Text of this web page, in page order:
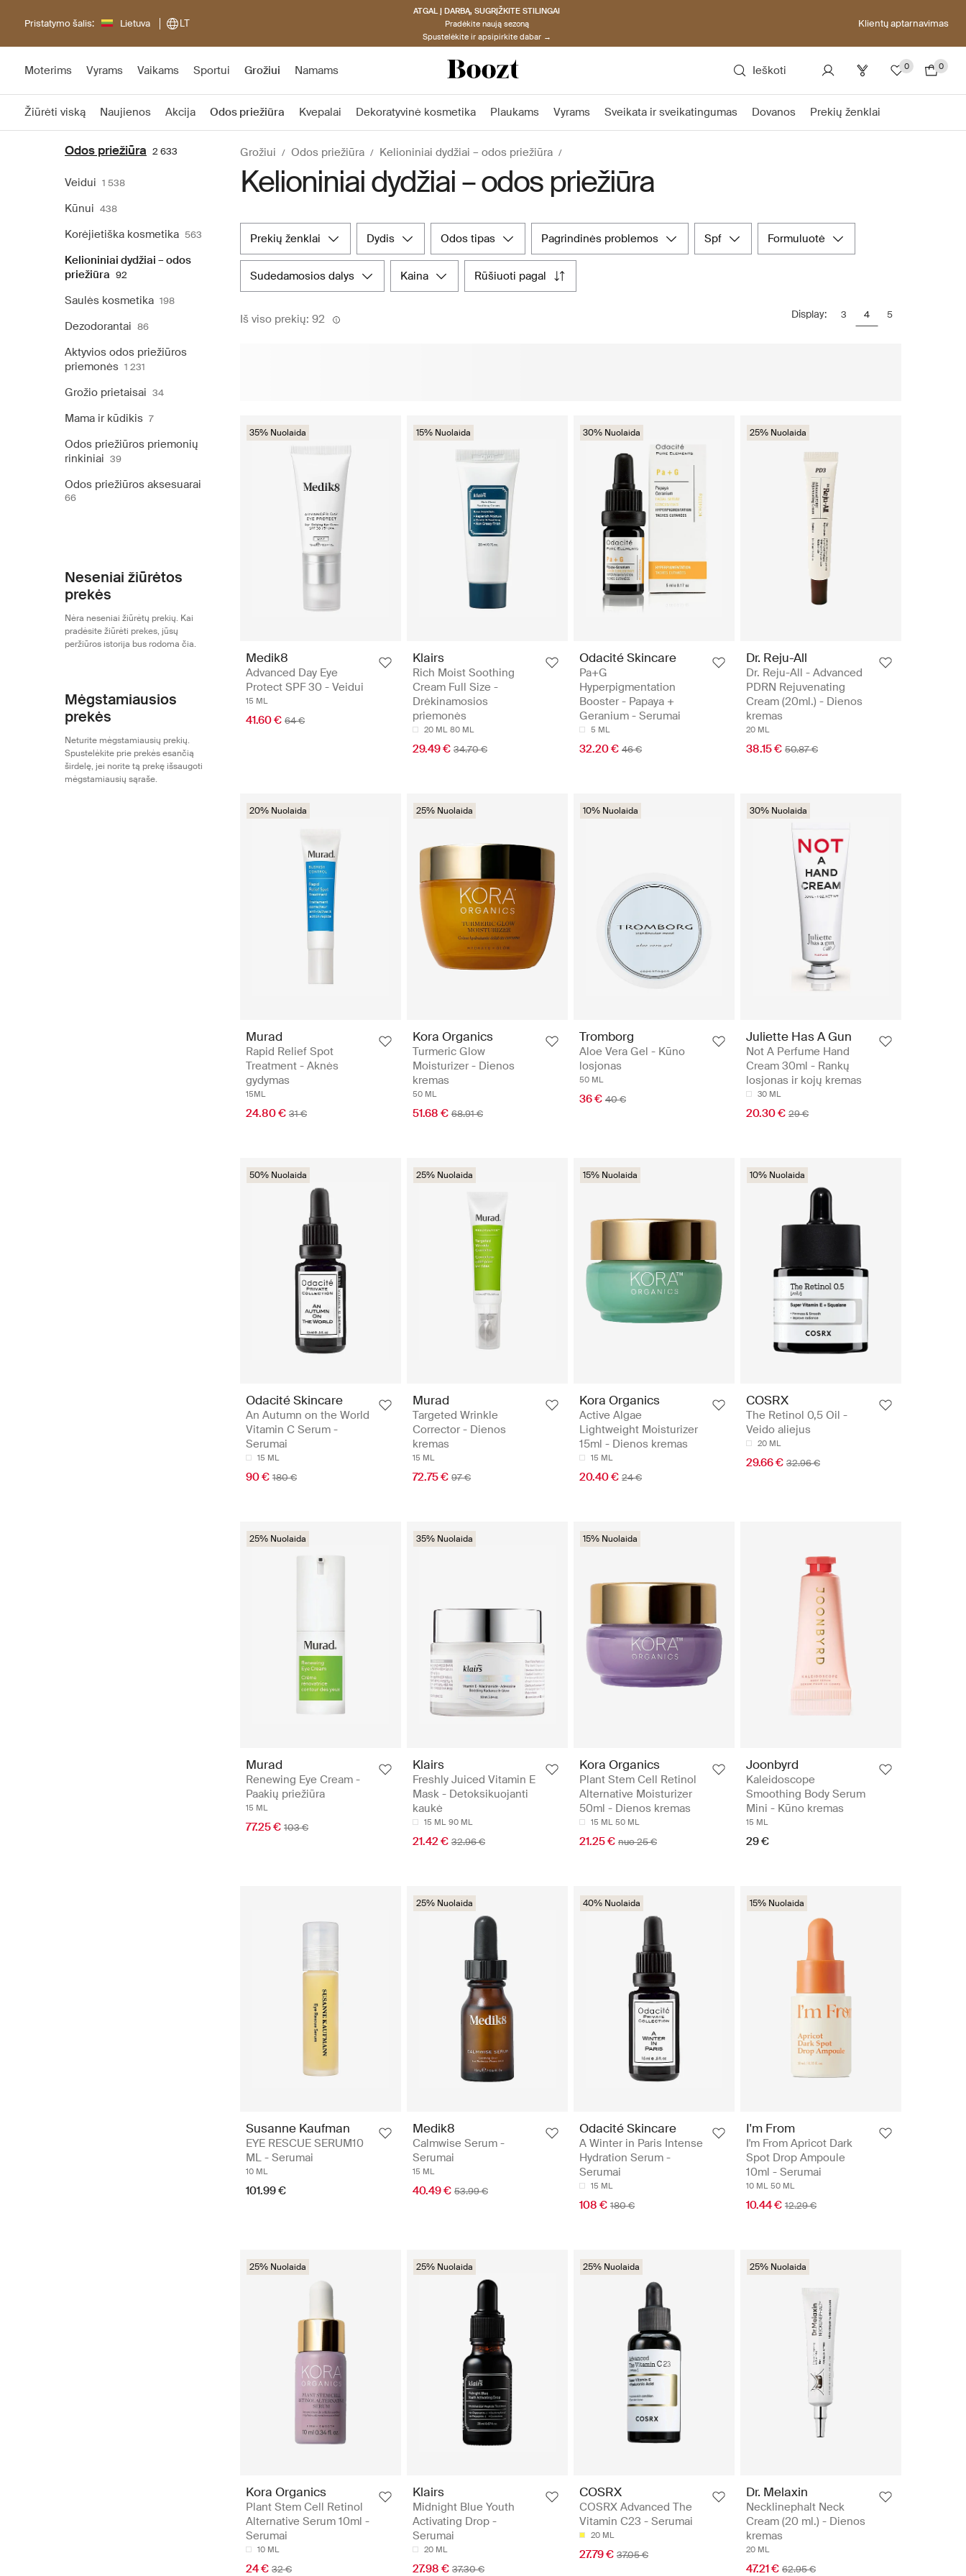
Pristatymo šalis: Lietuva LT
ATGAL Į DARBĄ, SUGRĮŽKITE STILINGAI
Pradėkite naują sezoną
Spustelėkite ir apsipirkite dabar →
Klientų aptarnavimas
Moterims Vyrams Vaikams Sportui Grožiui Namams Ieškoti 0 0
Žiūrėti viską Naujienos Akcija Odos priežiūra Kvepalai Dekoratyvinė kosmetika Plaukams Vyrams Sveikata ir sveikatingumas Dovanos Prekių ženklai
Odos priežiūra 2 633
Veidui 1 538
Kūnui 438
Korėjietiška kosmetika 563
Kelioniniai dydžiai – odos
priežiūra 92
Saulės kosmetika 198
Dezodorantai 86
Aktyvios odos priežiūros
priemonės 1 231
Grožio prietaisai 34
Mama ir kūdikis 7
Odos priežiūros priemonių
rinkiniai 39
Odos priežiūros aksesuarai
66
Neseniai žiūrėtos
prekės
Nėra neseniai žiūrėtų prekių. Kai
pradėsite žiūrėti prekes, jūsų
peržiūros istorija bus rodoma čia.
Mėgstamiausios
prekės
Neturite mėgstamiausių prekių.
Spustelėkite prie prekės esančią
širdelę, jei norite tą prekę išsaugoti
mėgstamiausių sąraše.
Grožiui Odos priežiūra Kelioniniai dydžiai – odos priežiūra
Kelioniniai dydžiai – odos priežiūra
prekių ženklai dydis odos tipas pagrindinės problemos spf formuluotė
sudedamosios dalys kaina rūšiuoti pagal
Iš viso prekių: 92 Display: 3 4 5
35% Nuolaida
Medik8
Advanced Day Eye
Protect SPF 30 - Veidui
15 ML
41.60 € 64 €
15% Nuolaida
Klairs
Rich Moist Soothing
Cream Full Size -
Drėkinamosios
priemonės
20 ML 80 ML
29.49 € 34.70 €
30% Nuolaida
Odacité Skincare
Pa+G
Hyperpigmentation
Booster - Papaya +
Geranium - Serumai
5 ML
32.20 € 46 €
25% Nuolaida
Dr. Reju-All
Dr. Reju-All - Advanced
PDRN Rejuvenating
Cream (20ml.) - Dienos
kremas
20 ML
38.15 € 50.87 €
20% Nuolaida
Murad
Rapid Relief Spot
Treatment - Aknės
gydymas
15ML
24.80 € 31 €
25% Nuolaida
Kora Organics
Turmeric Glow
Moisturizer - Dienos
kremas
50 ML
51.68 € 68.91 €
10% Nuolaida
Tromborg
Aloe Vera Gel - Kūno
losjonas
50 ML
36 € 40 €
30% Nuolaida
Juliette Has A Gun
Not A Perfume Hand
Cream 30ml - Rankų
losjonas ir kojų kremas
30 ML
20.30 € 29 €
50% Nuolaida
Odacité Skincare
An Autumn on the World
Vitamin C Serum -
Serumai
15 ML
90 € 180 €
25% Nuolaida
Murad
Targeted Wrinkle
Corrector - Dienos
kremas
15 ML
72.75 € 97 €
15% Nuolaida
Kora Organics
Active Algae
Lightweight Moisturizer
15ml - Dienos kremas
15 ML
20.40 € 24 €
10% Nuolaida
COSRX
The Retinol 0,5 Oil -
Veido aliejus
20 ML
29.66 € 32.96 €
25% Nuolaida
Murad
Renewing Eye Cream -
Paakių priežiūra
15 ML
77.25 € 103 €
35% Nuolaida
Klairs
Freshly Juiced Vitamin E
Mask - Detoksikuojanti
kaukė
15 ML 90 ML
21.42 € 32.96 €
15% Nuolaida
Kora Organics
Plant Stem Cell Retinol
Alternative Moisturizer
50ml - Dienos kremas
15 ML 50 ML
21.25 € nuo 25 €
Joonbyrd
Kaleidoscope
Smoothing Body Serum
Mini - Kūno kremas
15 ML
29 €
Susanne Kaufman
EYE RESCUE SERUM10
ML - Serumai
10 ML
101.99 €
25% Nuolaida
Medik8
Calmwise Serum -
Serumai
15 ML
40.49 € 53.99 €
40% Nuolaida
Odacité Skincare
A Winter in Paris Intense
Hydration Serum -
Serumai
15 ML
108 € 180 €
15% Nuolaida
I'm From
I'm From Apricot Dark
Spot Drop Ampoule
10ml - Serumai
10 ML 50 ML
10.44 € 12.29 €
25% Nuolaida
Kora Organics
Plant Stem Cell Retinol
Alternative Serum 10ml -
Serumai
10 ML
24 € 32 €
25% Nuolaida
Klairs
Midnight Blue Youth
Activating Drop -
Serumai
20 ML
27.98 € 37.30 €
25% Nuolaida
COSRX
COSRX Advanced The
Vitamin C23 - Serumai
20 ML
27.79 € 37.05 €
25% Nuolaida
Dr. Melaxin
Necklinephalt Neck
Cream (20 ml.) - Dienos
kremas
20 ML
47.21 € 62.95 €